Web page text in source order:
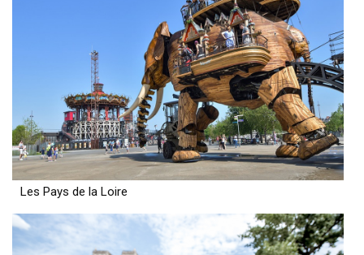
Les Pays de la Loire